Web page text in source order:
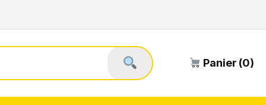
Panier (0)